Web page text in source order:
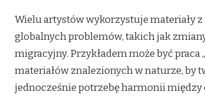
Wielu artystów wykorzystuje materiały
globalnych problemów, takich jak
migracyjny. Przykładem może być praca
materiałów znalezionych w naturze, by
jednocześnie potrzebę harmonii między